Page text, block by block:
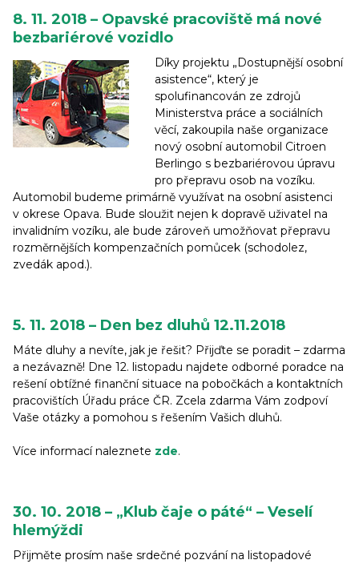
8. 11. 2018 – Opavské pracoviště má nové
bezbariérové vozidlo
Díky projektu „Dostupnější osobní
asistence“, který je
spolufinancován ze zdrojů
Ministerstva práce a sociálních
věcí, zakoupila naše organizace
nový osobní automobil Citroen
Berlingo s bezbariérovou úpravu
pro přepravu osob na vozíku.
Automobil budeme primárně využívat na osobní asistenci
v okrese Opava. Bude sloužit nejen k dopravě uživatel na
invalidním vozíku, ale bude zároveň umožňovat přepravu
rozměrnějších kompenzačních pomůcek (schodolez,
zvedák apod.).
5. 11. 2018 – Den bez dluhů 12.11.2018
Máte dluhy a nevíte, jak je řešit? Přijďte se poradit – zdarma
a nezávazně! Dne 12. listopadu najdete odborné poradce na
rešení obtížné finanční situace na pobočkách a kontaktních
pracovištích Úřadu práce ČR. Zcela zdarma Vám zodpoví
Vaše otázky a pomohou s řešením Vašich dluhů.
Více informací naleznete zde.
30. 10. 2018 – „Klub čaje o páté“ – Veselí
hlemýždi
Přijměte prosím naše srdečné pozvání na listopadové